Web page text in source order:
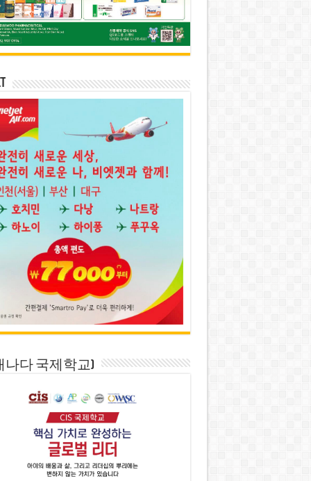
나다 국제학교)